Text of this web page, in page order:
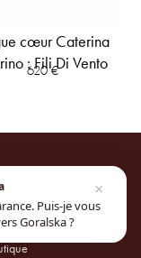
cœur Caterina
: Fili Di Vento
620€
Suivez-
nous
×
Puis-je vous
Goralska ?